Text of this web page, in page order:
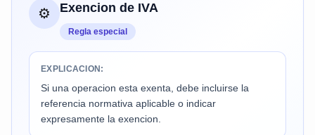
⚙️ Exencion de IVA
Regla especial
EXPLICACION:
Si una operacion esta exenta, debe incluirse la
referencia normativa aplicable o indicar
expresamente la exencion.